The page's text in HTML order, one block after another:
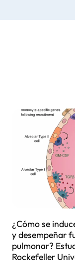
¿Cómo se
y desempeñar
pulmonar?
Rockefeller